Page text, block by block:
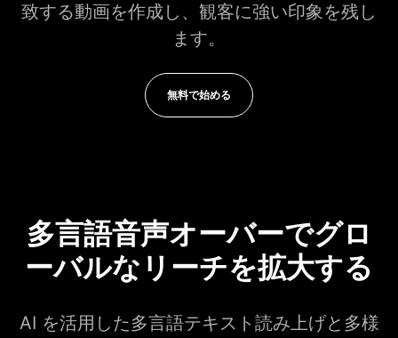
致する動画を作成し、観客に強い印象を残し
ます。
無料で始める
多言語音声オーバーでグロ
ーバルなリーチを拡大する
AI を活用した多言語テキスト読み上げと多様